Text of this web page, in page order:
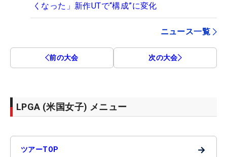
くなった」新作UTで“構成”に変化
ニュース一覧
前の大会 次の大会
LPGA (米国女子) メニュー
ツアーTOP →